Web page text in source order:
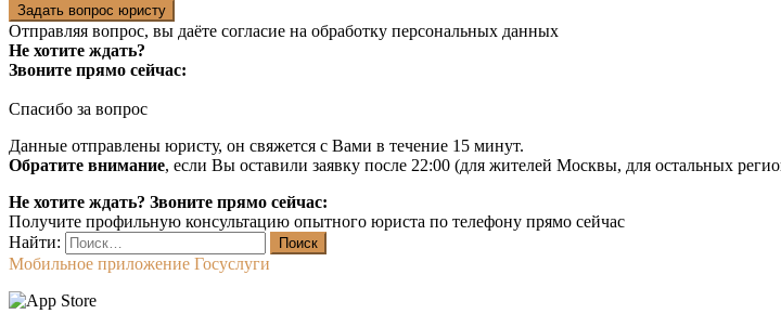
Задать вопрос юристу
Отправляя вопрос, вы даёте согласие на обработку персональных данных
Не хотите ждать?
Звоните прямо сейчас:
Спасибо за вопрос
Данные отправлены юристу, он свяжется с Вами в течение 15 минут.
Обратите внимание, если Вы оставили заявку после 22:00 (для жителей Москвы, для остальных
Не хотите ждать? Звоните прямо сейчас:
Получите профильную консультацию опытного юриста по телефону прямо сейчас
Найти:
Мобильное приложение Госуслуги